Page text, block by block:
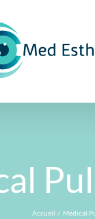
Accueil Medical